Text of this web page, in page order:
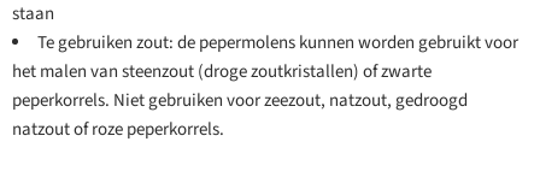
staan
Te gebruiken zout: de pepermolens kunnen worden gebruikt voor
het malen van steenzout (droge zoutkristallen) of zwarte
peperkorrels. Niet gebruiken voor zeezout, natzout, gedroogd
natzout of roze peperkorrels.